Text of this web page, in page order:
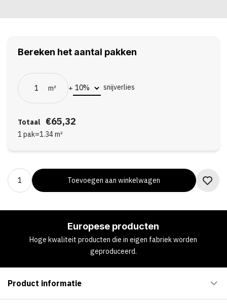
Bereken het aantal pakken
m² + snijverlies
Totaal €65,32
1 pak=1.34m²
Toevoegen aan winkelwagen
Europese producten
Hoge kwaliteit producten die in eigen fabriek worden
geproduceerd.
Product informatie